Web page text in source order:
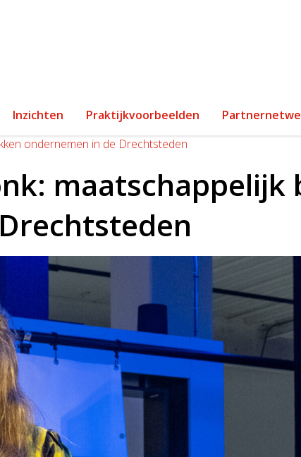
Inzichten Praktijkvoorbeelden
ondernemen in de Drechtsteden